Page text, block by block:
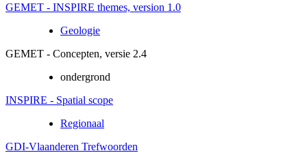
GEMET - INSPIRE themes, version 1.0
Geologie
GEMET - Concepten, versie 2.4
ondergrond
INSPIRE - Spatial scope
Regionaal
GDI-Vlaanderen Trefwoorden